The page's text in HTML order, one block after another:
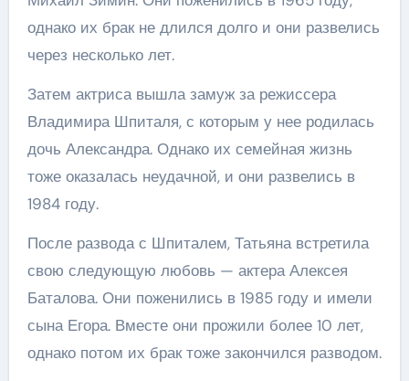
однако их брак не длился долго и они развелись
через несколько лет.
Затем актриса вышла замуж за режиссера
Владимира Шпиталя, с которым у нее родилась
дочь Александра. Однако их семейная жизнь
тоже оказалась неудачной, и они развелись в
1984 году.
После развода с Шпиталем, Татьяна встретила
свою следующую любовь — актера Алексея
Баталова. Они поженились в 1985 году и имели
сына Егора. Вместе они прожили более 10 лет,
однако потом их брак тоже закончился разводом.